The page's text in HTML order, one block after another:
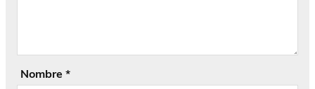
Nombre *